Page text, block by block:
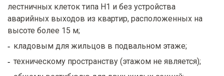
лестничных клеток типа Н1 и без устройства
аварийных выходов из квартир, расположенных на
высоте более 15 м;
кладовым для жильцов в подвальном этаже;
техническому пространству (этажом не является);